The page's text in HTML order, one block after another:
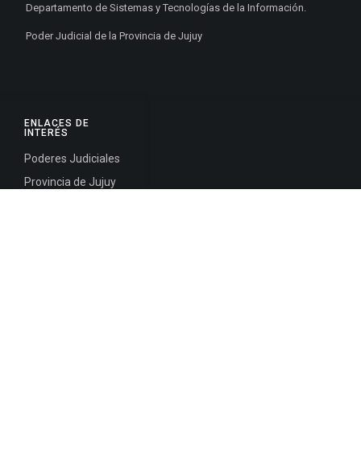
ENLACES DE
INTERÉS
Poderes Judiciales
Provincia de Jujuy
Departamento de Sistemas y Tecnologías de la Información.
Poder Judicial de la Provincia de Jujuy